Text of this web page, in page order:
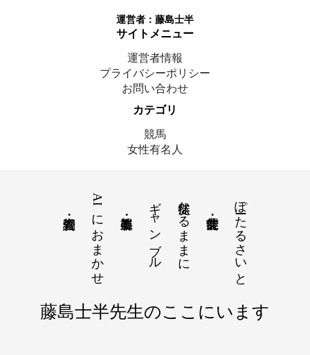
運営者： 藤島士半
サイトメニュー
運営者情報
プライバシーポリシー
お問い合わせ
カテゴリ
競馬
女性有名人
© 2025 藤島士半｜ここにいます ぽーたるさいと
徒然なるままに
ギャンブル
AIにおまかせ
藤島士半先生のここにいます